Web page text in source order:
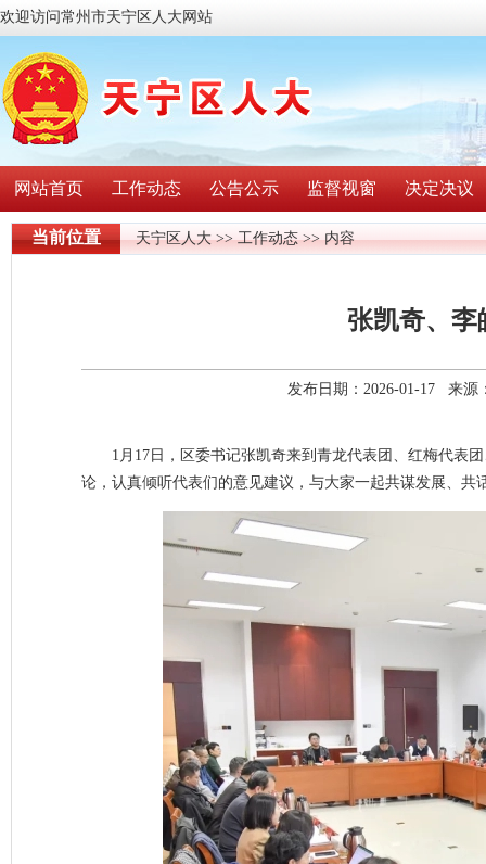
欢迎访问常州市天宁区人大网站
网站首页 工作动态 公告公示 监督视窗 决定决议
当前位置 天宁区人大>>工作动态>> 内容
张凯奇、李
发布日期：2026-01-17 来源
1月17日，区委书记张凯奇来到青龙代表团、红梅代表
论，认真倾听代表们的意见建议，与大家一起共谋发展、共